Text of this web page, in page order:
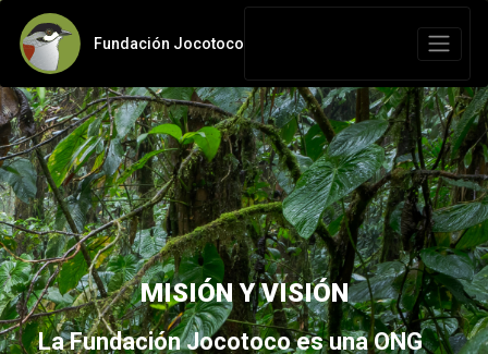
Fundación Jocotoco
MISIÓN Y VISIÓN
La Fundación Jocotoco es una ONG